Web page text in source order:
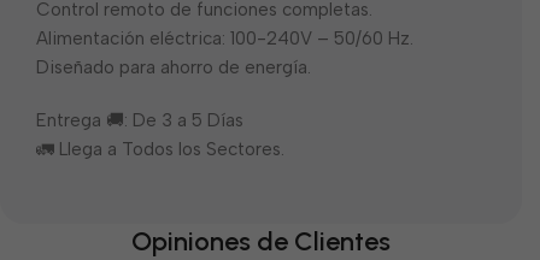
Control remoto de funciones completas.
Alimentación eléctrica: 100-240V – 50/60 Hz.
Diseñado para ahorro de energía.
Entrega 🚚: De 3 a 5 Días
🚛 Llega a Todos los Sectores.
Opiniones de Clientes